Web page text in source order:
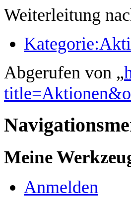
Weiterleitung
Abgerufen von „
Meine
Anmelden